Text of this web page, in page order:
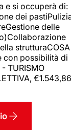
e si occuperà di:
dei
delle
strutturaCOSA
con possibilità di
TURISMO
€1.543,86